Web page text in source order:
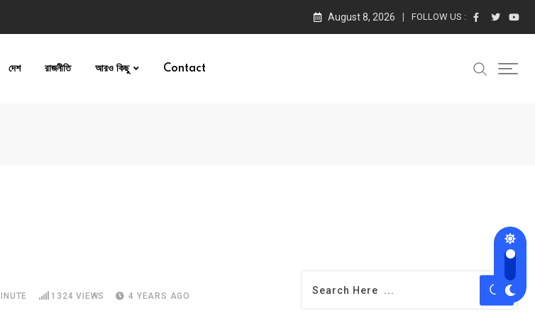
August 8, 2026 FOLLOW US :
দেশ রাজনীতি আরও কিছু Contact
1324 VIEWS 4 YEARS AGO